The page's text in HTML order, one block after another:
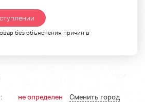
без объяснения причин в
не определен Cменить город